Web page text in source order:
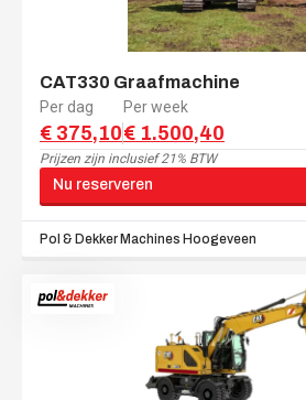
CAT330 Graafmachine
Per dag
€ 375,10
Per week
€ 1.500,40
Prijzen zijn inclusief 21% BTW
Nu reserveren
Pol & Dekker Machines Hoogeveen